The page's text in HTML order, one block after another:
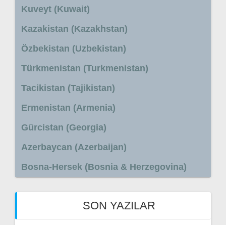
Kuveyt (Kuwait)
Kazakistan (Kazakhstan)
Özbekistan (Uzbekistan)
Türkmenistan (Turkmenistan)
Tacikistan (Tajikistan)
Ermenistan (Armenia)
Gürcistan (Georgia)
Azerbaycan (Azerbaijan)
Bosna-Hersek (Bosnia & Herzegovina)
SON YAZILAR